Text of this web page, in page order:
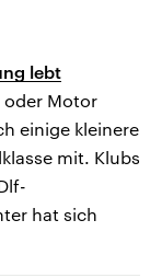
lebt
oder Motor
einige kleinere
mit. Klubs
hat sich